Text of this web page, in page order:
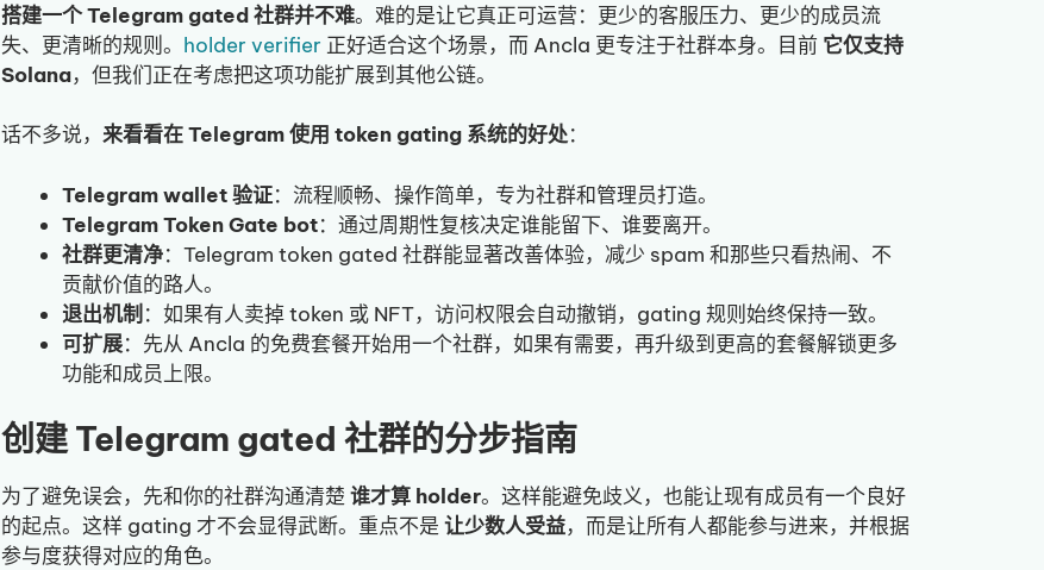
搭建一个 Telegram gated 社群并不难。难的是让它真正可运营：更少的客服压力、更少的成员流
失、更清晰的规则。 holder verifier 正好适合这个场景，而 Ancla 更专注于社群本身。目前 它仅支持
Solana，但我们正在考虑把这项功能扩展到其他公链。
话不多说，来看看在 Telegram 使用 token gating 系统的好处：
Telegram wallet 验证：流程顺畅、操作简单，专为社群和管理员打造。
Telegram Token Gate bot：通过周期性复核决定谁能留下、谁要离开。
社群更清净：Telegram token gated 社群能显著改善体验，减少 spam 和那些只看热闹、不
贡献价值的路人。
退出机制 ：如果有人卖掉 token 或 NFT，访问权限会自动撤销，gating 规则始终保持一致。
可扩展：先从 Ancla 的免费套餐开始用一个社群，如果有需要，再升级到更高的套餐解锁更多
功能和成员上限。
创建 Telegram gated 社群的分步指南
为了避免误会，先和你的社群沟通清楚谁才算 holder。这样能避免歧义，也能让现有成员有一个良好
的起点。这样 gating 才不会显得武断。重点不是让少数人受益，而是让所有人都能参与进来，并根据
参与度获得对应的角色。